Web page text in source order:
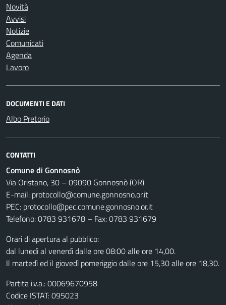
Novità
Avvisi
Notizie
Comunicati
Agenda
Lavoro
DOCUMENTI E DATI
Albo Pretorio
CONTATTI
Comune di Gonnosnò
Via Oristano, 30 – 09090 Gonnosnò (OR)
E-mail: protocollo@comune.gonnosno.or.it
PEC: protocollo@pec.comune.gonnosno.or.it
Telefono: 0783 931678 – Fax: 0783 931679
Orari di apertura al pubblico:
dal lunedì al venerdì dalle ore 08:00 alle ore 14,00.
Il martedì ed il giovedì pomeriggio dalle ore 15,30 alle ore 18,30.
Partita i.v.a.: 00069670958
Codice ISTAT: 095023